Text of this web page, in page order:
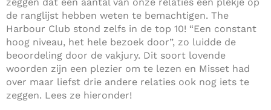
zeggen dat een aantal van onze relaties een plekje op
de ranglijst hebben weten te bemachtigen. The
Harbour Club stond zelfs in de top 10! “Een constant
hoog niveau, het hele bezoek door”, zo luidde de
beoordeling door de vakjury. Dit soort lovende
woorden zijn een plezier om te lezen en Misset had
over maar liefst drie andere relaties ook nog iets te
zeggen. Lees ze hieronder!